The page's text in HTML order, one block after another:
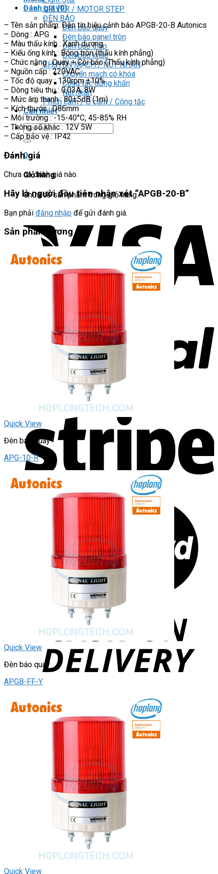
DRIVER / MOTOR STEP
ĐÈN BÁO
Đèn báo quay
Đèn báo panel tròn
Đèn báo tháp
Đèn báo khác
CHUYỂN MẠCH / NÚT NHẤN
Chuyển mạch có khóa
Công tắc dừng khẩn
Nút nhấn
Phích cắm / Ổ cắm / Công tắc
Can nhiệt
Tìm
kiếm:
0
Giỏ hàng
Chưa có sản phẩm trong giỏ hàng.
Đánh giá (0)
– Tên sản phẩm: Đèn tín hiệu cảnh báo APGB-20-B Autonics
– Dòng : APG
– Màu thấu kính : Xanh dương
– Kiểu ống kính : Bóng tròn (thấu kính phẳng)
– Chức năng : Quay + Còi báo (Thấu kính phẳng)
– Nguồn cấp : 220VAC
– Tốc độ quay : 130rpm ±10%
– Dòng tiêu thụ : 0.03A, 8W
– Mức âm thanh : 80±5dB (1m)
– Kích thước : D86mm
– Môi trường : -15-40°C, 45-85% RH
– Thông số khác : 12V 5W
– Cấp bảo vệ : IP42
Đánh giá
Chưa có đánh giá nào.
Hãy là người đầu tiên nhận xét “APGB-20-B”
Bạn phải đăng nhập để gửi đánh giá.
Sản phẩm tương tự
Quick View
Đèn báo quay
APG-10-R
Quick View
Đèn báo quay
APGB-FF-Y
Quick View